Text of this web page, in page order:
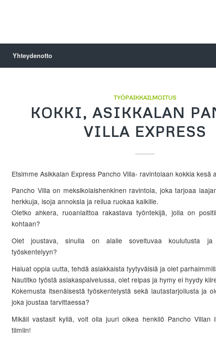
Yhteydenotto
TYÖPAIKKAILMOITUS
KOKKI, ASIKKALAN
VILLA EXPRESS
Etsimme Asikkalan Express Pancho Villa- ravintolaan kokkia kesä
Pancho Villa on meksikolaishenkinen ravintola, joka tarjoaa
herkkuja, isoja annoksia ja reilua ruokaa kaikille.
Oletko ahkera, ruoanlaittoa rakastava työntekijä, jolla on
kohtaan?
Olet joustava, sinulla on alalle soveltuvaa koulutusta ja
työskentelyyn?
Haluat oppia uutta, tehdä asiakkaista tyytyväisiä ja olet
Nautitko työstä asiakaspalvelussa, olet reipas ja hymy ei hyydy
Kokemusta itsenäisestä työskentelystä sekä lautastarjoilusta ja
joka joustaa tarvittaessa?
Mikäli vastasit kyllä, voit olla juuri oikea henkilö Pancho Villan
tiimiin!